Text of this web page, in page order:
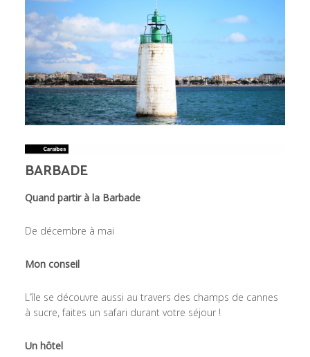
BARBADE
Quand partir à la Barbade
De décembre à mai
Mon conseil
L’île se découvre aussi au travers des champs de cannes
à sucre, faites un safari durant votre séjour !
Un hôtel